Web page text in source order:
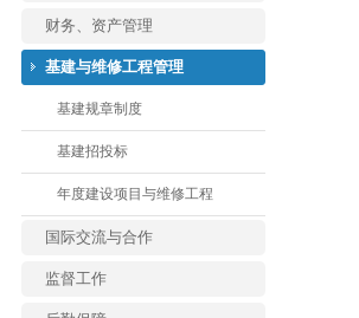
财务、资产管理
基建与维修工程管理
基建规章制度
基建招投标
年度建设项目与维修工程
国际交流与合作
监督工作